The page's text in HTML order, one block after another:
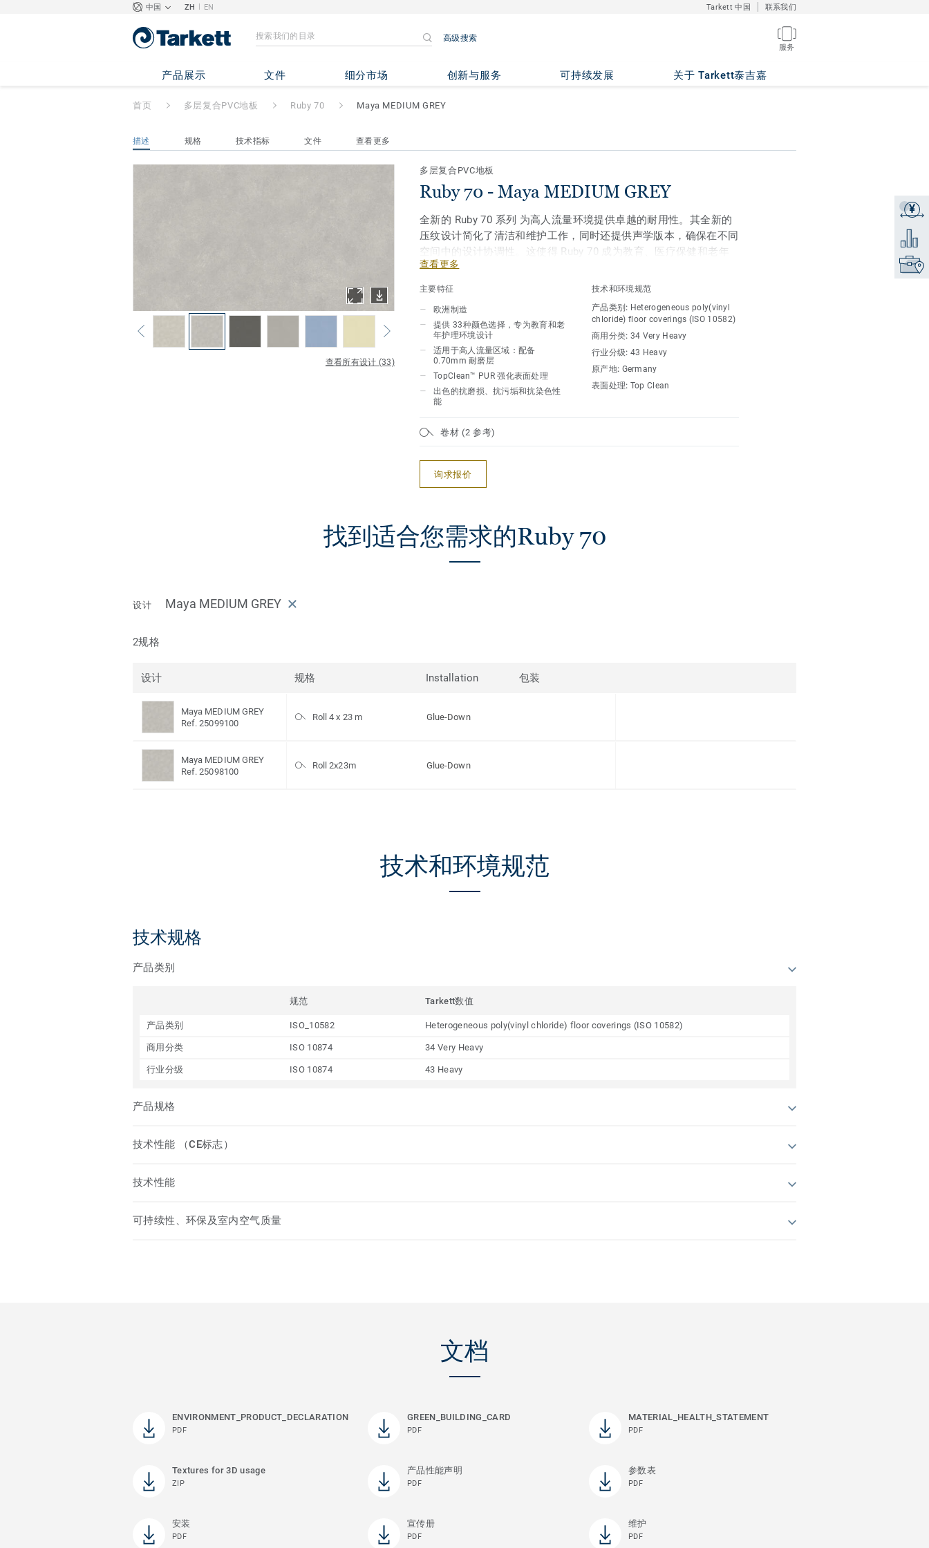
中国 ZH | EN Tarkett 中国 联系我们
高级搜索
服务
产品展示 文件 细分市场 创新与服务 可持续发展 关于 Tarkett泰吉嘉
Ruby 70 - Maya MEDIUM GREY
¥
获取报
添加到
找到销
首页 多层复合PVC地板 Ruby 70 Maya MEDIUM GREY
描述 规格 技术指标 文件 查看更多
查看所有设计 (33)
多层复合PVC地板
Ruby 70 - Maya MEDIUM GREY
全新的 Ruby 70 系列 为高人流量环境提供卓越的耐用性。其全新的
压纹设计简化了清洁和维护工作，同时还提供声学版本，确保在不同
空间中的设计协调性。这使得 Ruby 70 成为教育、医疗保健和老年
护理设施等高人流量环境的理想选择。
该系列包含 33种颜色选择，其中包括 18种全新设计，提供丰富的色
彩搭配、混凝土效果以及 5种木纹设计，非常适合营造家居氛围的环
境。
查看更多
主要特征
欧洲制造
提供 33种颜色选择，专为教育和老
年护理环境设计
适用于高人流量区域：配备
0.70mm 耐磨层
TopClean™ PUR 强化表面处理
出色的抗磨损、抗污垢和抗染色性
能
技术和环境规范
产品类别: Heterogeneous poly(vinyl
chloride) floor coverings (ISO 10582)
商用分类: 34 Very Heavy
行业分级: 43 Heavy
原产地: Germany
表面处理: Top Clean
卷材 (2 参考)
询求报价
找到适合您需求的Ruby 70
设计 Maya MEDIUM GREY
2规格
设计 规格 Installation 包装
Maya MEDIUM GREY
Ref. 25099100
Roll 4 x 23 m Glue-Down
Maya MEDIUM GREY
Ref. 25098100
Roll 2x23m Glue-Down
技术和环境规范
技术规格
产品类别
规范 Tarkett数值
产品类别 ISO_10582 Heterogeneous poly(vinyl chloride) floor coverings (ISO 10582)
商用分类 ISO 10874 34 Very Heavy
行业分级 ISO 10874 43 Heavy
产品规格
技术性能 （CE标志）
技术性能
可持续性、环保及室内空气质量
文档
ENVIRONMENT_PRODUCT_DECLARATION
PDF
GREEN_BUILDING_CARD
PDF
MATERIAL_HEALTH_STATEMENT
PDF
Textures for 3D usage
ZIP
产品性能声明
PDF
参数表
PDF
安装
PDF
宣传册
PDF
维护
PDF